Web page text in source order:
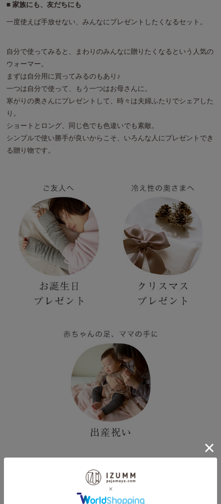
■ 家族にも、友だちにも
一度使えば手放せない、みんなにプレゼントしたくなるセット。
自分で使ってみると、まわりのみんなに贈りたくなるという人気の
ウォーマー。
まずは自分用に買ってみるのもあり♪
一つは自分で使って、もう一つはお母さんに。
寒がりの奥さんにプレゼントして、時々は夫婦ふたりでシェアした
り。
ショートとロング、同じ色でも色違いでも素敵。
シンプルで使い勝手が良いからこそ、いろんな人にプレゼントでき
る贈り物です。